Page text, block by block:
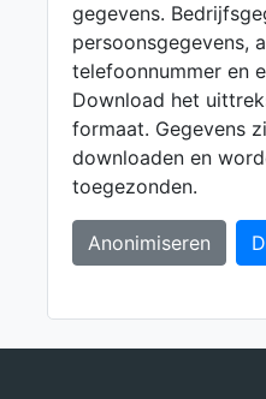
gegevens.
persoonsgegevens,
telefoonnummer en
Download het
formaat. Gegevens
downloaden en
toegezonden.
Anonimiseren